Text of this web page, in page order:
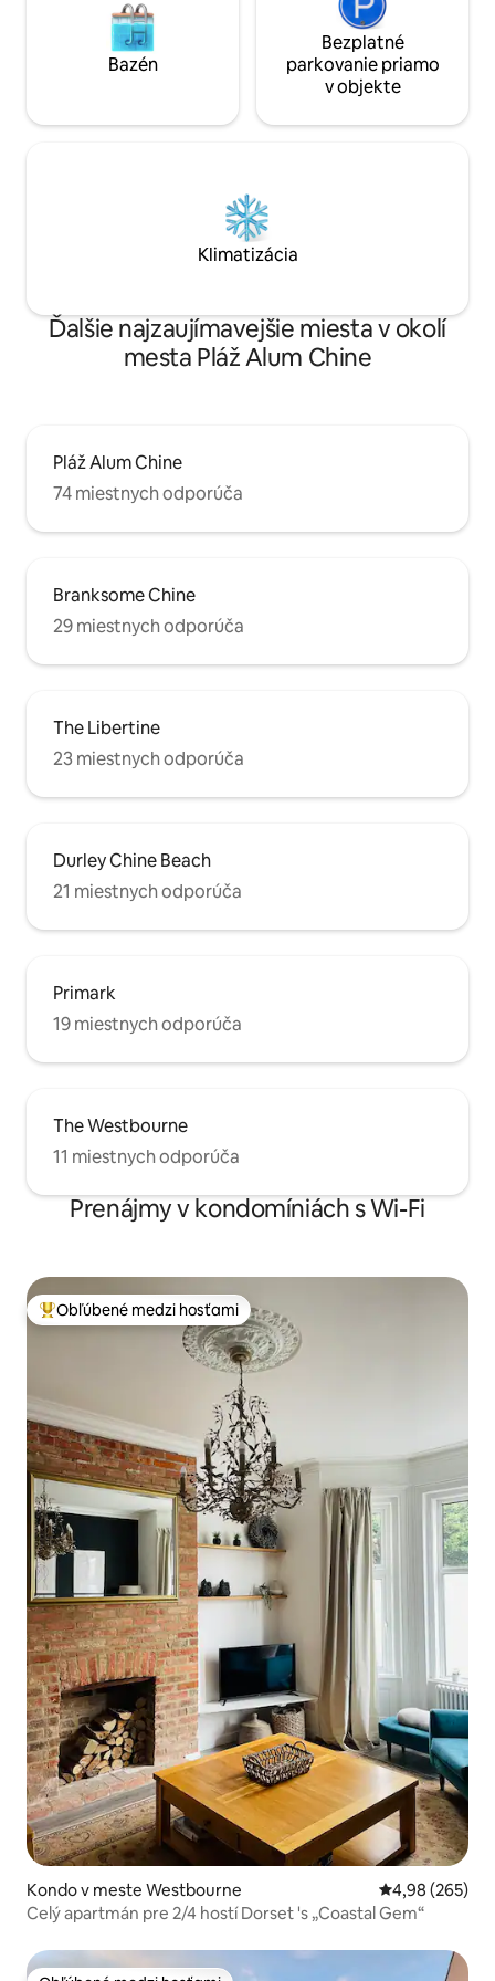
Bazén
Bezplatné
parkovanie priamo
v objekte
Klimatizácia
Ďalšie najzaujímavejšie miesta v okolí
mesta Pláž Alum Chine
Pláž Alum Chine
74 miestnych odporúča
Branksome Chine
29 miestnych odporúča
The Libertine
23 miestnych odporúča
Durley Chine Beach
21 miestnych odporúča
Primark
19 miestnych odporúča
The Westbourne
11 miestnych odporúča
Prenájmy v kondomíniách s Wi-Fi
Najobľúbenejšie medzi hosťami
Obľúbené medzi hosťami
Kondo v meste Westbourne Priemerné
4,98 (265)
Celý apartmán pre 2/4 hostí Dorset 's „Coastal Gem“